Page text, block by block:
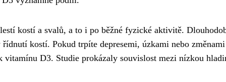
kostí a svalů, a to i po běžné fyzické aktivitě.
kostí. Pokud trpíte depresemi, úzkami nebo změnami
vitamínu D3. Studie prokázaly souvislost mezi nízkou